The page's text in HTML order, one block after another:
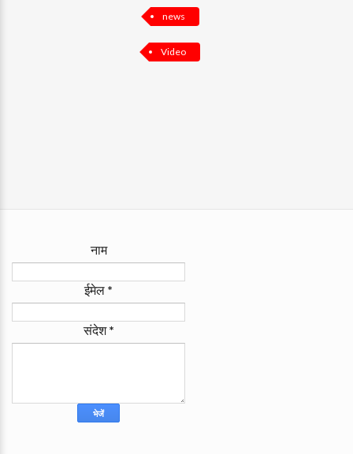
news
Video
नाम
ईमेल *
संदेश*